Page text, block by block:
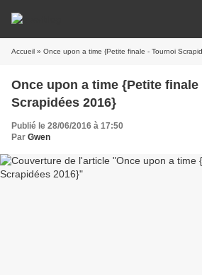
Accueil » Once upon a time {Petite finale - Tournoi
Once upon a time {Petite finale
Scrapidées 2016}
Publié le 28/06/2016 à 17:50
Par Gwen